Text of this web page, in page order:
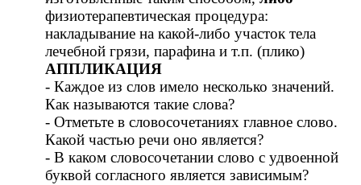
физиотерапевтическая процедура:
накладывание на какой-либо участок тела
лечебной грязи, парафина и т.п. (плико)
АППЛИКАЦИЯ
- Каждое из слов имело несколько значений.
Как называются такие слова?
- Отметьте в словосочетаниях главное слово.
Какой частью речи оно является?
- В каком словосочетании слово с удвоенной
буквой согласного является зависимым?